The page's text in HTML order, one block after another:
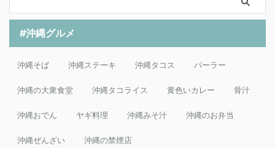
#沖縄グルメ
沖縄そば 沖縄ステーキ 沖縄タコス パーラー
沖縄の大衆食堂 沖縄タコライス 黄色いカレー 骨汁
沖縄おでん ヤギ料理 沖縄みそ汁 沖縄のお弁当
沖縄ぜんざい 沖縄の禁煙店